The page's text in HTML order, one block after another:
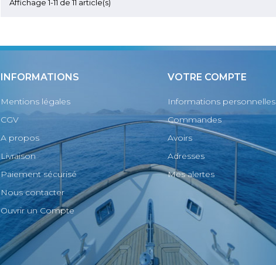
Affichage 1-11 de 11 article(s)
INFORMATIONS
Mentions légales
CGV
A propos
Livraison
Paiement sécurisé
Nous contacter
Ouvrir un Compte
VOTRE COMPTE
Informations personnelles
Commandes
Avoirs
Adresses
Mes alertes